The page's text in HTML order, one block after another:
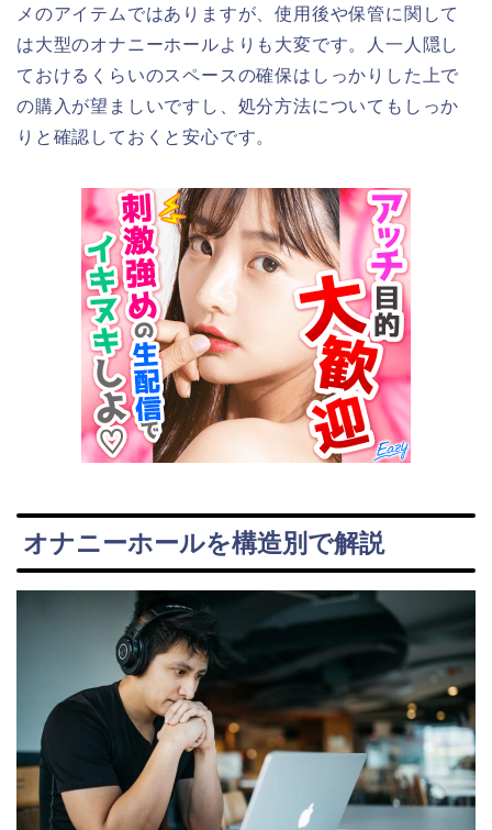
メのアイテムではありますが、使用後や保管に関して
は大型のオナニーホールよりも大変です。人一人隠し
ておけるくらいのスペースの確保はしっかりした上で
の購入が望ましいですし、処分方法についてもしっか
りと確認しておくと安心です。
オナニーホールを構造別で解説